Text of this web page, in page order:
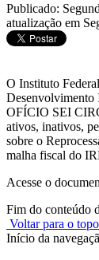
Publicado:
atualização em
O Instituto
Desenvolvimento
OFÍCIO SEI
ativos, inativos,
sobre o
malha fiscal do
Acesse o
Fim do conteúdo
Voltar para o topo
Início da